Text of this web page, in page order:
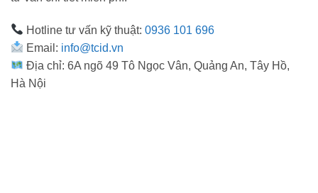
Hotline tư vấn kỹ thuật:0936 101 696
Email: info@tcid.vn
Địa chỉ: 6A ngõ 49 Tô Ngọc Vân, Quảng An, Tây Hồ,
Hà Nội